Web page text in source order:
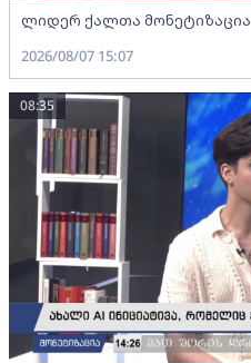
ლიდერ ქალთა მონეტიზაცია
2026/08/07 15:07
08:35